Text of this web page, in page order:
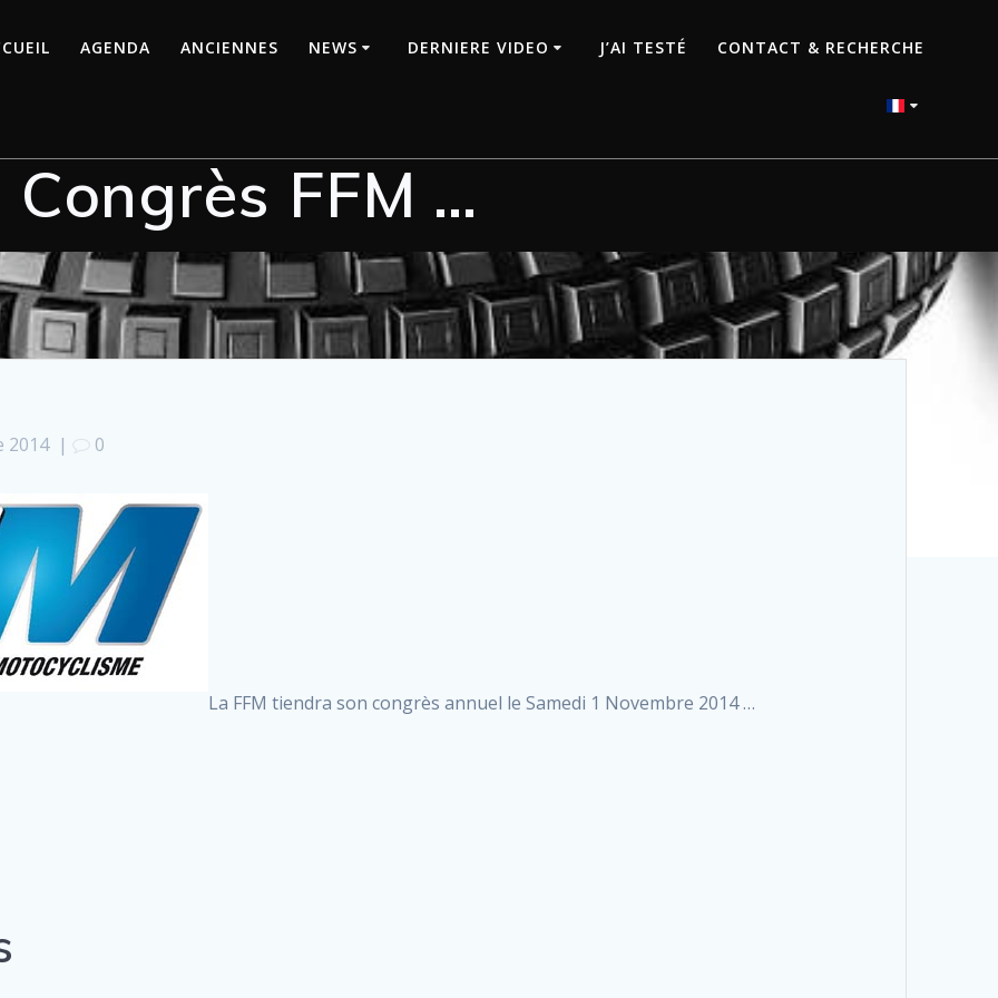
AGENDA ANCIENNES NEWS DERNIERE VIDEO J’AI TESTÉ CONTACT & RECHERCHE
Congrès FFM …
2014| 0
La FFM tiendra son congrès annuel le Samedi 1 Novembre 2014 …